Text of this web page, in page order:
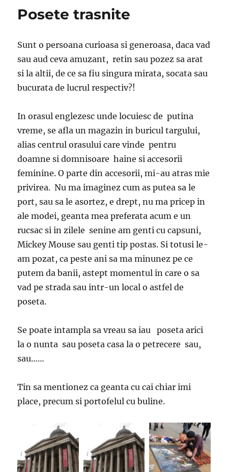
Posete trasnite
Sunt o persoana curioasa si generoasa, daca vad
sau aud ceva amuzant, retin sau pozez sa arat
si la altii, de ce sa fiu singura mirata, socata sau
bucurata de lucrul respectiv?!
In orasul englezesc unde locuiesc de putina
vreme, se afla un magazin in buricul targului,
alias centrul orasului care vinde pentru
doamne si domnisoare haine si accesorii
feminine. O parte din accesorii, mi-au atras mie
privirea. Nu ma imaginez cum as putea sa le
port, sau sa le asortez, e drept, nu ma pricep in
ale modei, geanta mea preferata acum e un
rucsac si in zilele senine am genti cu capsuni,
Mickey Mouse sau genti tip postas. Si totusi le-
am pozat, ca peste ani sa ma minunez pe ce
putem da banii, astept momentul in care o sa
vad pe strada sau intr-un local o astfel de
poseta.
Se poate intampla sa vreau sa iau poseta arici
la o nunta sau poseta casa la o petrecere sau,
sau……
Tin sa mentionez ca geanta cu cai chiar imi
place, precum si portofelul cu buline.